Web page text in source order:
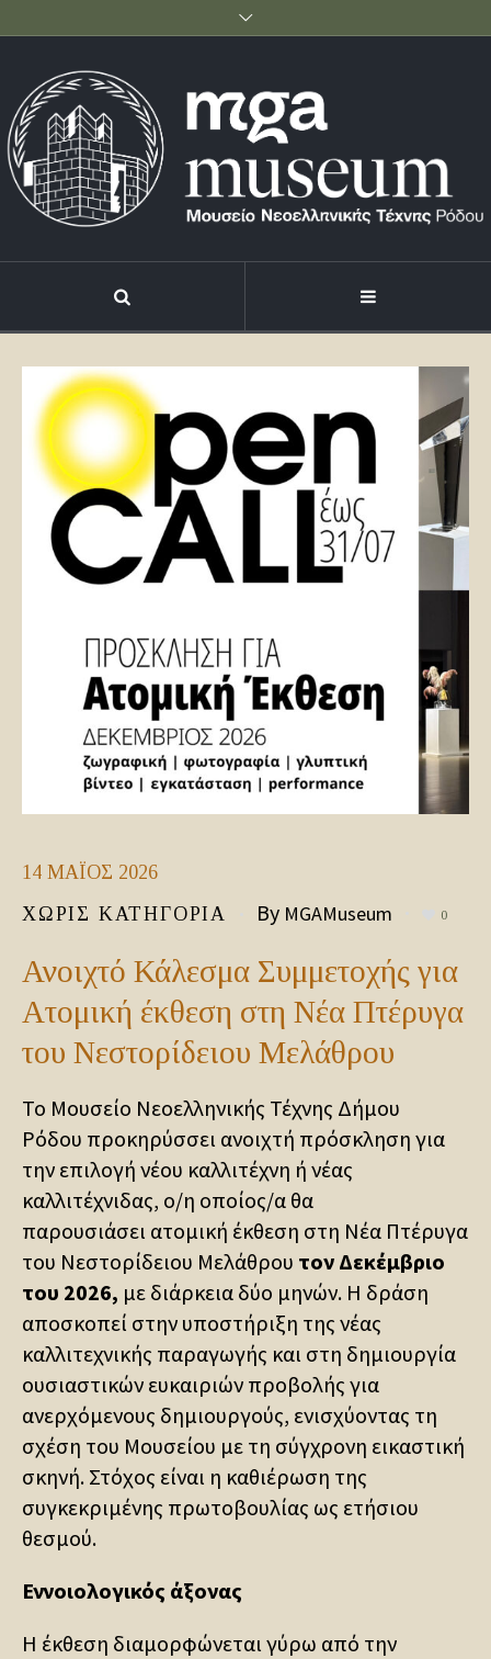
14 ΜΆΙΟΣ 2026
ΧΩΡΊΣ ΚΑΤΗΓΟΡΊΑ
By MGAMuseum 0
Ανοιχτό Κάλεσμα Συμμετοχής για
Ατομική έκθεση στη Νέα Πτέρυγα
του Νεστορίδειου Μελάθρου
Το Μουσείο Νεοελληνικής Τέχνης Δήμου
Ρόδου προκηρύσσει ανοιχτή πρόσκληση για
την επιλογή νέου καλλιτέχνη ή νέας
καλλιτέχνιδας, ο/η οποίος/α θα
παρουσιάσει ατομική έκθεση στη Νέα Πτέρυγα
του Νεστορίδειου Μελάθρου τον Δεκέμβριο
του 2026, με διάρκεια δύο μηνών. Η δράση
αποσκοπεί στην υποστήριξη της νέας
καλλιτεχνικής παραγωγής και στη δημιουργία
ουσιαστικών ευκαιριών προβολής για
ανερχόμενους δημιουργούς, ενισχύοντας τη
σχέση του Μουσείου με τη σύγχρονη εικαστική
σκηνή. Στόχος είναι η καθιέρωση της
συγκεκριμένης πρωτοβουλίας ως ετήσιου
θεσμού.
Εννοιολογικός άξονας
Η έκθεση διαμορφώνεται γύρω από την